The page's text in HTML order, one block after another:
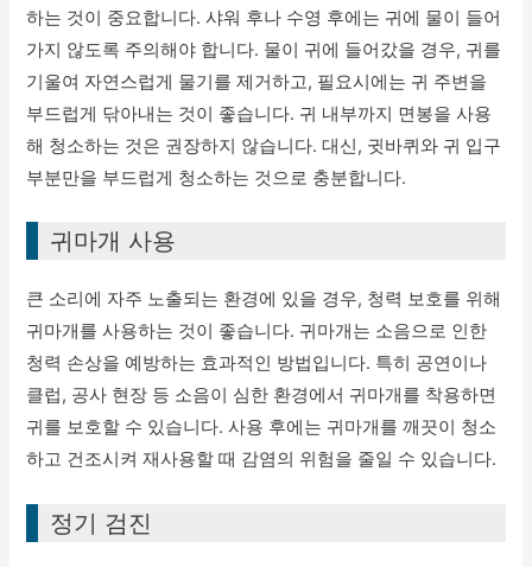
하는 것이 중요합니다. 샤워 후나 수영 후에는 귀에 물이 들어
가지 않도록 주의해야 합니다. 물이 귀에 들어갔을 경우, 귀를
기울여 자연스럽게 물기를 제거하고, 필요시에는 귀 주변을
부드럽게 닦아내는 것이 좋습니다. 귀 내부까지 면봉을 사용
해 청소하는 것은 권장하지 않습니다. 대신, 귓바퀴와 귀 입구
부분만을 부드럽게 청소하는 것으로 충분합니다.
귀마개 사용
큰 소리에 자주 노출되는 환경에 있을 경우, 청력 보호를 위해
귀마개를 사용하는 것이 좋습니다. 귀마개는 소음으로 인한
청력 손상을 예방하는 효과적인 방법입니다. 특히 공연이나
클럽, 공사 현장 등 소음이 심한 환경에서 귀마개를 착용하면
귀를 보호할 수 있습니다. 사용 후에는 귀마개를 깨끗이 청소
하고 건조시켜 재사용할 때 감염의 위험을 줄일 수 있습니다.
정기 검진